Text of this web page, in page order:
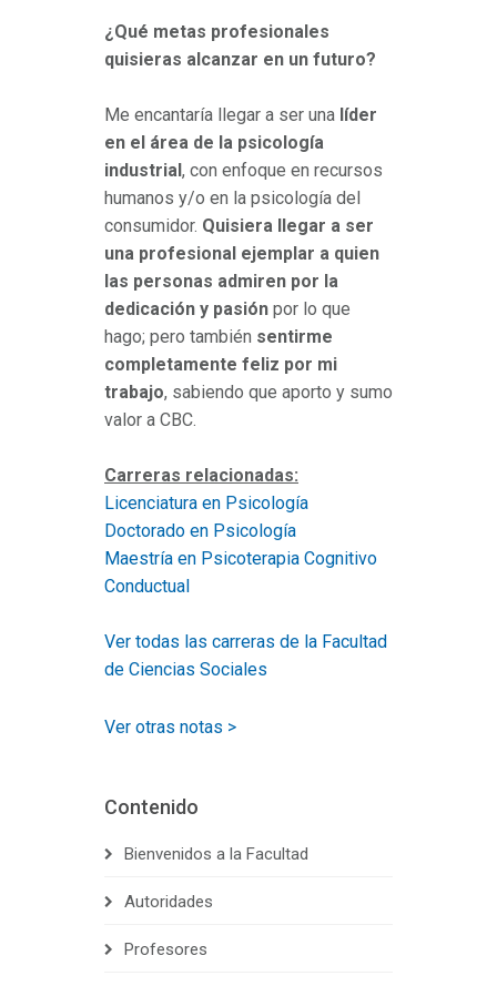
¿Qué metas profesionales
quisieras alcanzar en un futuro?
Me encantaría llegar a ser una líder
en el área de la psicología
industrial, con enfoque en recursos
humanos y/o en la psicología del
consumidor. Quisiera llegar a ser
una profesional ejemplar a quien
las personas admiren por la
dedicación y pasión por lo que
hago; pero también sentirme
completamente feliz por mi
trabajo, sabiendo que aporto y sumo
valor a CBC.
Carreras relacionadas:
Licenciatura en Psicología
Doctorado en Psicología
Maestría en Psicoterapia Cognitivo
Conductual
Ver todas las carreras de la Facultad
de Ciencias Sociales
Ver otras notas >
Contenido
Bienvenidos a la Facultad
Autoridades
Profesores